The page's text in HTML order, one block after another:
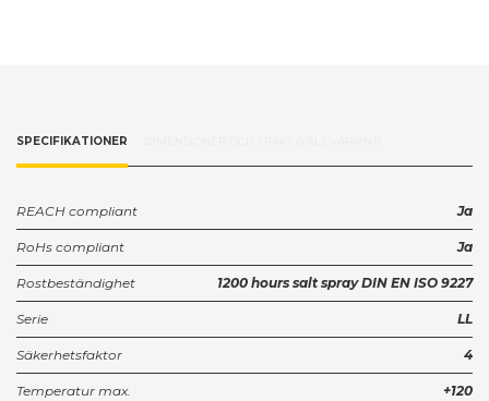
SPECIFIKATIONER
REACH compliant Ja
RoHs compliant Ja
Rostbeständighet 1200 hours salt spray DIN EN ISO 9227
Serie LL
Säkerhetsfaktor 4
Temperatur max. +120